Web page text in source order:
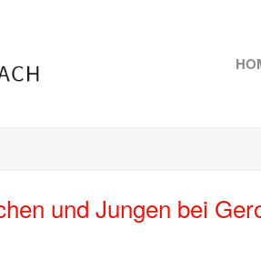
und Jungen bei